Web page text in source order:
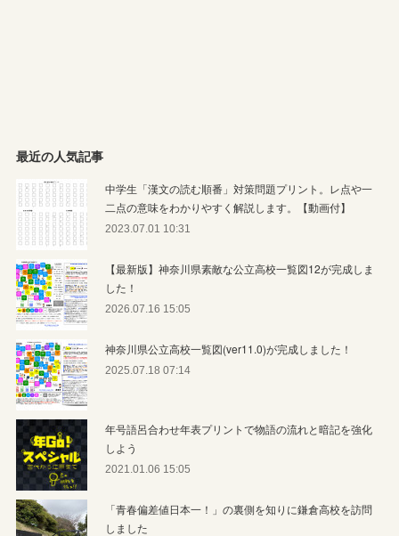
最近の人気記事
中学生「漢文の読む順番」対策問題プリント。レ点や一
二点の意味をわかりやすく解説します。【動画付】
2023.07.01 10:31
【最新版】神奈川県素敵な公立高校一覧図12が完成しま
した！
2026.07.16 15:05
神奈川県公立高校一覧図(ver11.0)が完成しました！
2025.07.18 07:14
年号語呂合わせ年表プリントで物語の流れと暗記を強化
しよう
2021.01.06 15:05
「青春偏差値日本一！」の裏側を知りに鎌倉高校を訪問
しました